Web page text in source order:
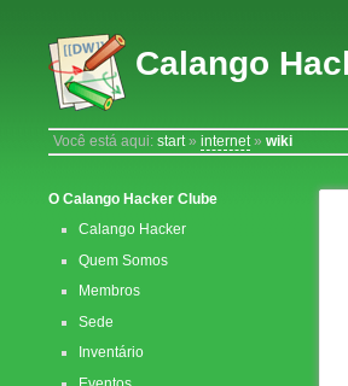
Calango
Você está aqui:start»internet»wiki
O Calango Hacker Clube
Calango Hacker
Quem Somos
Membros
Sede
Inventário